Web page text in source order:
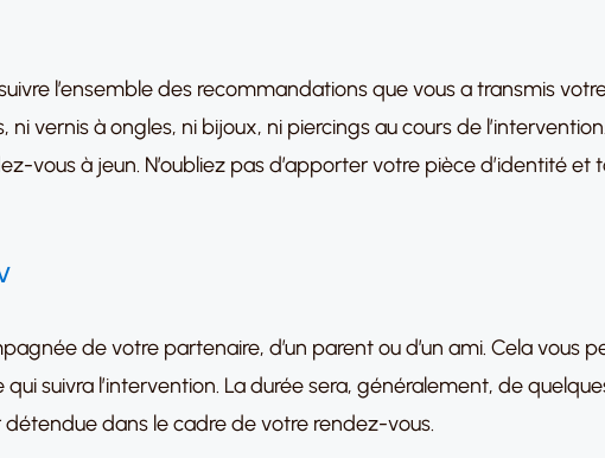
l’ensemble des recommandations que vous a transmis
vernis à ongles, ni bijoux, ni piercings au cours de
vous à jeun. N’oubliez pas d’apporter votre pièce d’identité et
de votre partenaire, d’un parent ou d’un ami. Cela vous
suivra l’intervention. La durée sera, généralement, de
détendue dans le cadre de votre rendez-vous.